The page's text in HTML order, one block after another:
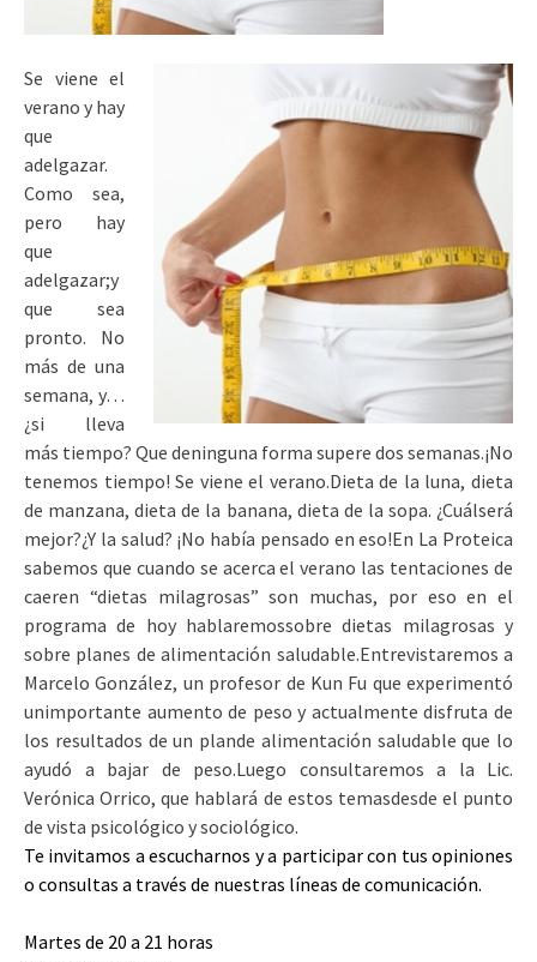
Se viene el
verano y hay
que
adelgazar.
Como sea,
pero hay
que
adelgazar;y
que sea
pronto. No
más de una
semana, y…
¿si lleva
más tiempo? Que deninguna forma supere dos semanas.¡No
tenemos tiempo! Se viene el verano.Dieta de la luna, dieta
de manzana, dieta de la banana, dieta de la sopa. ¿Cuálserá
mejor?¿Y la salud? ¡No había pensado en eso!En La Proteica
sabemos que cuando se acerca el verano las tentaciones de
caeren “dietas milagrosas” son muchas, por eso en el
programa de hoy hablaremossobre dietas milagrosas y
sobre planes de alimentación saludable.Entrevistaremos a
Marcelo González, un profesor de Kun Fu que experimentó
unimportante aumento de peso y actualmente disfruta de
los resultados de un plande alimentación saludable que lo
ayudó a bajar de peso.Luego consultaremos a la Lic.
Verónica Orrico, que hablará de estos temasdesde el punto
de vista psicológico y sociológico.
Te invitamos a escucharnos y a participar con tus opiniones
o consultas a través de nuestras líneas de comunicación.
Martes de 20 a 21 horas